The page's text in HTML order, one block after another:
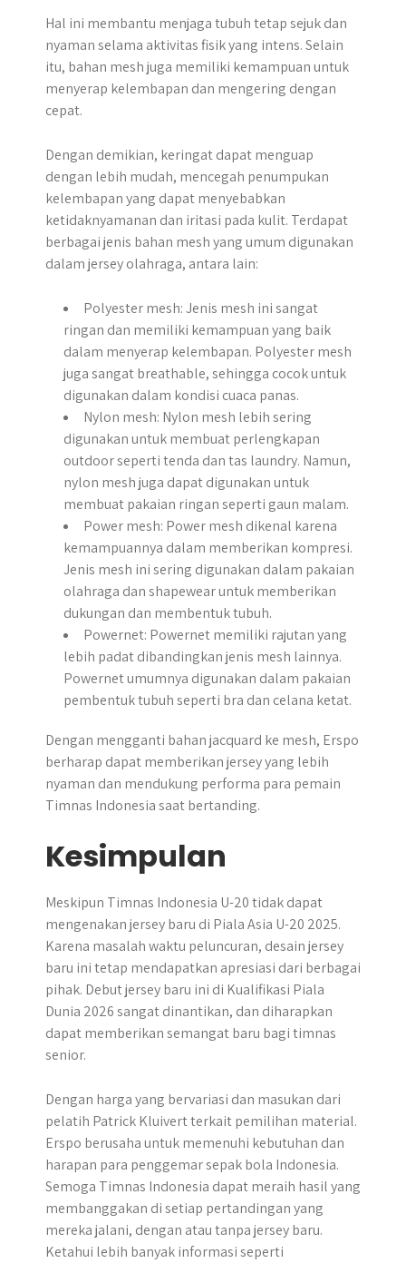
Hal ini membantu menjaga tubuh tetap sejuk dan
nyaman selama aktivitas fisik yang intens. Selain
itu, bahan mesh juga memiliki kemampuan untuk
menyerap kelembapan dan mengering dengan
cepat.
Dengan demikian, keringat dapat menguap
dengan lebih mudah, mencegah penumpukan
kelembapan yang dapat menyebabkan
ketidaknyamanan dan iritasi pada kulit. Terdapat
berbagai jenis bahan mesh yang umum digunakan
dalam jersey olahraga, antara lain:
Polyester mesh: Jenis mesh ini sangat
ringan dan memiliki kemampuan yang baik
dalam menyerap kelembapan. Polyester mesh
juga sangat breathable, sehingga cocok untuk
digunakan dalam kondisi cuaca panas.
Nylon mesh: Nylon mesh lebih sering
digunakan untuk membuat perlengkapan
outdoor seperti tenda dan tas laundry. Namun,
nylon mesh juga dapat digunakan untuk
membuat pakaian ringan seperti gaun malam.
Power mesh: Power mesh dikenal karena
kemampuannya dalam memberikan kompresi.
Jenis mesh ini sering digunakan dalam pakaian
olahraga dan shapewear untuk memberikan
dukungan dan membentuk tubuh.
Powernet: Powernet memiliki rajutan yang
lebih padat dibandingkan jenis mesh lainnya.
Powernet umumnya digunakan dalam pakaian
pembentuk tubuh seperti bra dan celana ketat.
Dengan mengganti bahan jacquard ke mesh, Erspo
berharap dapat memberikan jersey yang lebih
nyaman dan mendukung performa para pemain
Timnas Indonesia saat bertanding.
Kesimpulan
Meskipun Timnas Indonesia U-20 tidak dapat
mengenakan jersey baru di Piala Asia U-20 2025.
Karena masalah waktu peluncuran, desain jersey
baru ini tetap mendapatkan apresiasi dari berbagai
pihak. Debut jersey baru ini di Kualifikasi Piala
Dunia 2026 sangat dinantikan, dan diharapkan
dapat memberikan semangat baru bagi timnas
senior.
Dengan harga yang bervariasi dan masukan dari
pelatih Patrick Kluivert terkait pemilihan material.
Erspo berusaha untuk memenuhi kebutuhan dan
harapan para penggemar sepak bola Indonesia.
Semoga Timnas Indonesia dapat meraih hasil yang
membanggakan di setiap pertandingan yang
mereka jalani, dengan atau tanpa jersey baru.
Ketahui lebih banyak informasi seperti